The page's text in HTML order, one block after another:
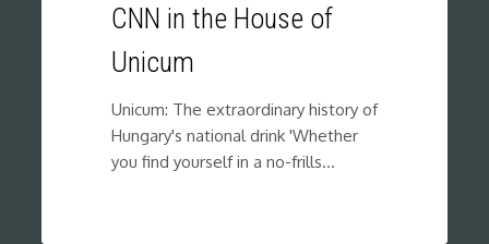
CNN in the House of
Unicum
Unicum: The extraordinary history of
Hungary's national drink 'Whether
you find yourself in a no-frills…